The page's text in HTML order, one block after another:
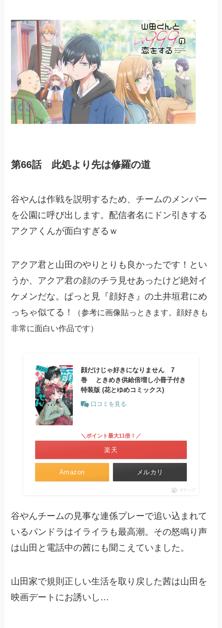
第66話 此処より先は修羅の道
谷やんは作戦を説明するため、チームのメンバー
を公園に呼び出します。配信者名にドン引きする
アクアくんが面白すぎるｗ
アクア君と山田のやりとりも良かったです！とい
うか、アクア君の顔のチラ見せあったけど絶対イ
ケメンだな。ぱっと見『顔好き』の土井垣君にめ
っちゃ似てる！
（参考に画像貼っときます。顔好きも
非常に面白い作品です）
顔だけじゃ好きになりません 7
巻 ときめき供給倍増し小冊子付き
特装版 (花とゆめコミックス)
口コミを見る
Amazon
＼ポイント最大11倍！／
楽天
メルカリ
ポチップ
谷やんチームの見事な連係プレーで追い込まれて
いるパンドラはイライラも最高潮。その怒鳴り声
は山田と電話中の茜にも聞こえていました。
山田家で規則正しい生活を取り戻した茜は山田を
映画デートにお誘いし…